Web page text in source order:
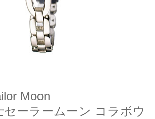
Moon
セーラームーン コラボウ